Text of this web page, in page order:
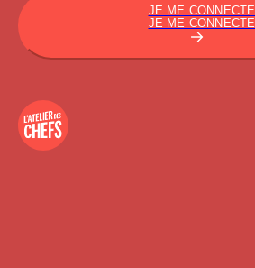
JE ME CONNECTE
JE ME CONNECTE